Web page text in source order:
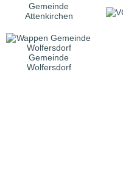
Gemeinde
Attenkirchen
Gemeinde
Wolfersdorf